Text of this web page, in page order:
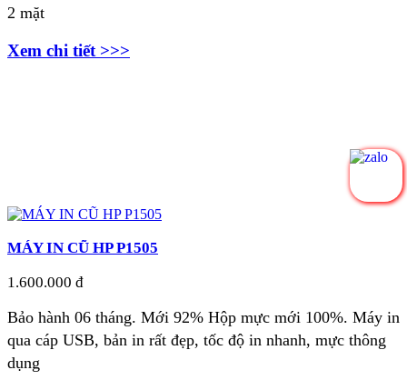
2 mặt
Xem chi tiết >>>
MÁY IN CŨ HP P1505
1.600.000 đ
Bảo hành 06 tháng. Mới 92% Hộp mực mới 100%. Máy in
qua cáp USB, bản in rất đẹp, tốc độ in nhanh, mực thông
dụng